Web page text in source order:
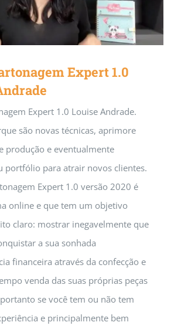
Expert 1.0
Expert 1.0 Louise Andrade.
são novas técnicas, aprimore
produção e eventualmente
portfólio para atrair novos clientes.
Expert 1.0 versão 2020 é
online e que tem um objetivo
claro: mostrar inegavelmente que
a sua sonhada
financeira através da confecção e
venda das suas próprias peças
se você tem ou não tem
e principalmente bem